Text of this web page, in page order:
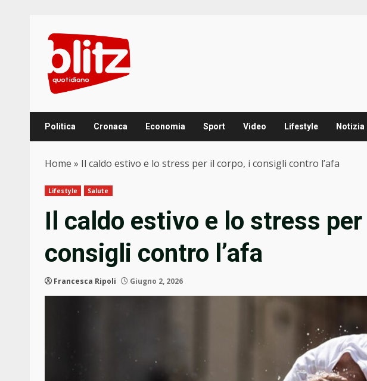
content
Politica Cronaca Economia Sport Video Lifestyle Notizia
Home » Il caldo estivo e lo stress per il corpo, i consigli contro l’afa
Lifestyle Salute
Il caldo estivo e lo stress
consigli contro l’afa
Francesca Ripoli Giugno 2, 2026